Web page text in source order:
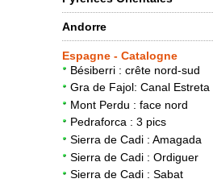
Andorre
Espagne - Catalogne
Bésiberri : crête nord-sud
Gra de Fajol: Canal Estreta
Mont Perdu : face nord
Pedraforca : 3 pics
Sierra de Cadi : Amagada
Sierra de Cadi : Ordiguer
Sierra de Cadi : Sabat